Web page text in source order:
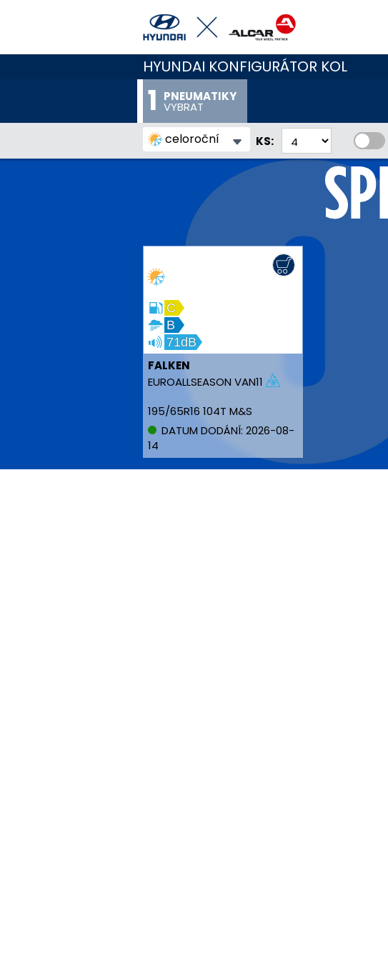
HYUNDAI KONFIGURÁTOR KOL
PNEUMATIKY
VYBRAT
celoroční KS:
C
B
71dB
FALKEN
EUROALLSEASON VAN11
195/65R16 104T M&S
DATUM DODÁNÍ: 2026-08-
14